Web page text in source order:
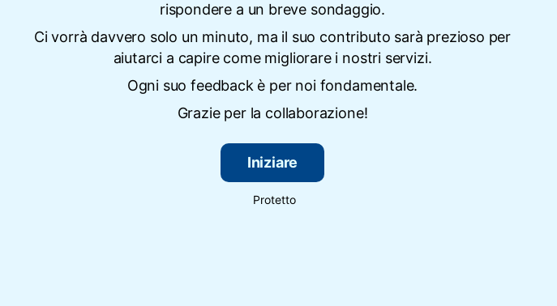
rispondere a un breve sondaggio.
Ci vorrà davvero solo un minuto, ma il suo contributo sarà prezioso per
aiutarci a capire come migliorare i nostri servizi.
Ogni suo feedback è per noi fondamentale.
Grazie per la collaborazione!
Iniziare
Protetto